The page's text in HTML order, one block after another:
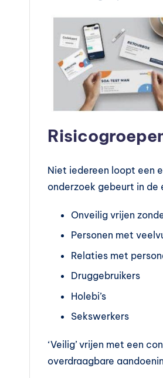
in
Niet iedereen loopt een
onderzoek gebeurt in
Onveilig vrijen
Personen met
Relaties met
Druggebruikers
Holebi’s
Sekswerkers
‘Veilig’ vrijen met een
overdraagbare